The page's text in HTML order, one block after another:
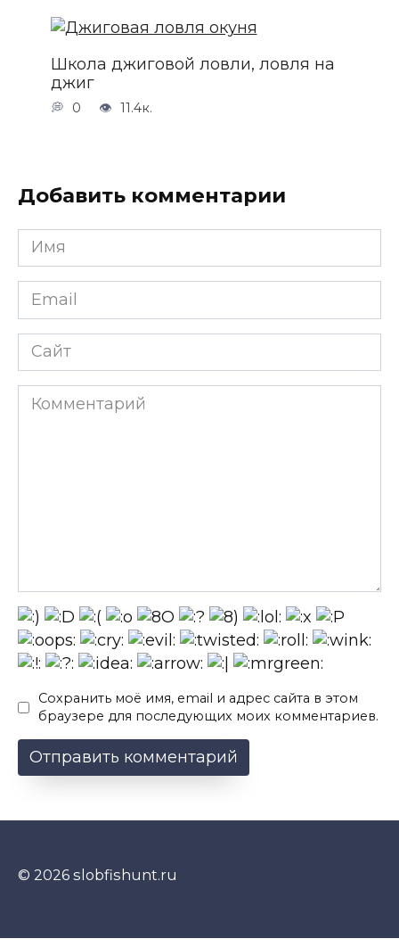
Школа джиговой ловли, ловля на
джиг
0 11.4к.
Добавить комментарии
Имя
*
Email
Сайт
Комментарий
Сохранить моё имя, email и адрес сайта в этом
браузере для последующих моих комментариев.
© 2026 slobfishunt.ru